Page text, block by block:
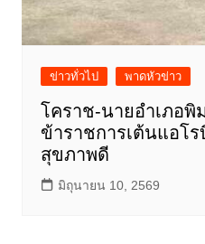
ข่าวทั่วไป พาดหัวข่าว
โคราช-นายอำเภอพิ
ข้าราชการเต้นแอโ
สุขภาพดี
มิถุนายน 10, 2569